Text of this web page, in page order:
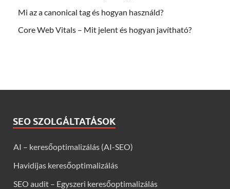
Mi az a canonical tag és hogyan használd?
Core Web Vitals – Mit jelent és hogyan javítható?
SEO SZOLGÁLTATÁSOK
AI – keresőoptimalizálás (AI-SEO)
Havidíjas keresőoptimalizálás
SEO audit – Egyszeri keresőoptimalizálás